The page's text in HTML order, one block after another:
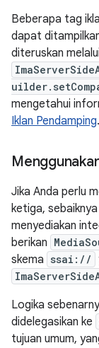
Beberapa tag
dapat
diteruskan melalui
mengetahui
Iklan Pendamping.
Jika Anda perlu
ketiga,
menyediakan
berikan
skema ssai://
Logika
didelegasikan ke
tujuan umum,